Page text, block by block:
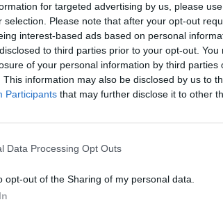
for targeted advertising by us, please
selection. Please note that after your opt-out
interest-based ads based on personal
to third parties prior to your opt-out.
of your personal information by third parties
This information may also be disclosed by us to
Participants that may further disclose it to other
Data Processing Opt Outs
opt-out of the Sharing of my personal data.
(ancienne RN 7), il est
avant le passage à niveau.
voie ferrée), il y a une borne
N.B.1 : Tourner la molette
longtemps que l'eau arrive
que de 8h à 18h.